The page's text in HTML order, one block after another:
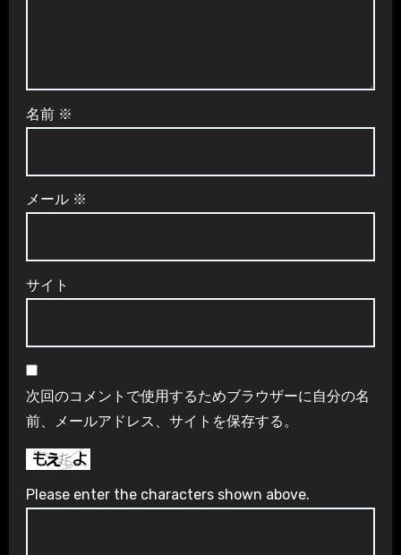
名前 ※
メール ※
サイト
次回のコメントで使用するためブラウザーに自分の名
前、メールアドレス、サイトを保存する。
Please enter the characters shown above.